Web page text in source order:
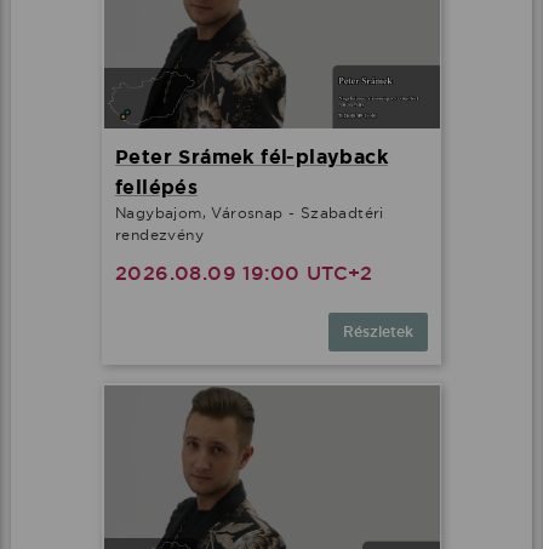
Peter Srámek fél-playback
fellépés
Nagybajom, Városnap - Szabadtéri
rendezvény
2026.08.09 19:00 UTC+2
Részletek